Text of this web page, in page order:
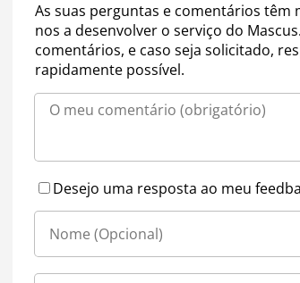
As suas perguntas e comentários
nos a desenvolver o serviço do
comentários, e caso seja solicitado,
rapidamente possível.
Desejo uma resposta ao meu